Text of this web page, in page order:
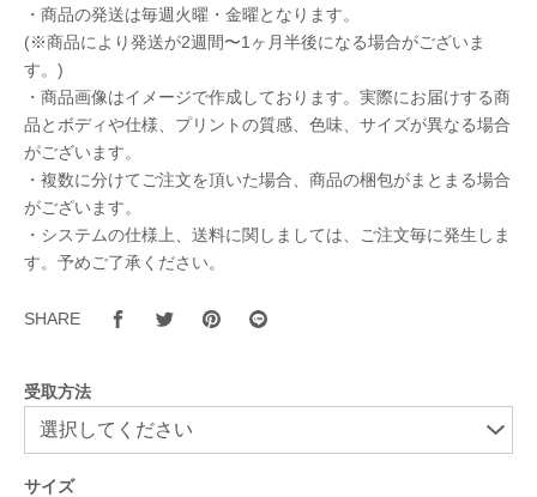
・商品の発送は毎週火曜・金曜となります。
(※商品により発送が2週間〜1ヶ月半後になる場合がございま
す。)
・商品画像はイメージで作成しております。実際にお届けする商
品とボディや仕様、プリントの質感、色味、サイズが異なる場合
がございます。
・複数に分けてご注文を頂いた場合、商品の梱包がまとまる場合
がございます。
・システムの仕様上、送料に関しましては、ご注文毎に発生しま
す。予めご了承ください。
SHARE
受取方法
サイズ